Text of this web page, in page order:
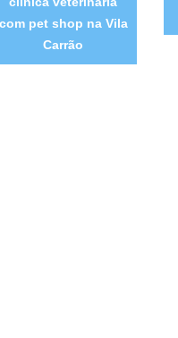
com pet shop na Vila
Carrão